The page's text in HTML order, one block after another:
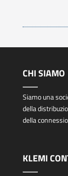
CHI SIAMO
Siamo una
della
della
KLEMI